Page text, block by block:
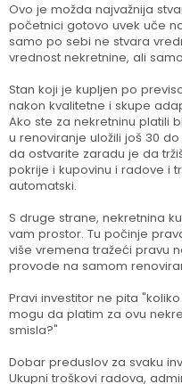
Ovo je možda najvažnija
početnici gotovo uvek uče
samo po sebi ne stvara
vrednost nekretnine, ali
Stan koji je kupljen po
nakon kvalitetne i skupe
Ako ste za nekretninu platili
u renoviranje uložili još 30
da ostvarite zaradu je da
pokrije i kupovinu i radove i
automatski.
S druge strane, nekretnina
vam prostor. Tu počinje
više vremena tražeći pravu
provode na samom
Pravi investitor ne pita
mogu da platim za ovu
smisla?"
Dobar preduslov za svaku
Ukupni troškovi radova,